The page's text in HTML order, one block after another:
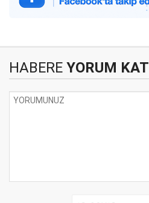
HABERE YORUM KAT